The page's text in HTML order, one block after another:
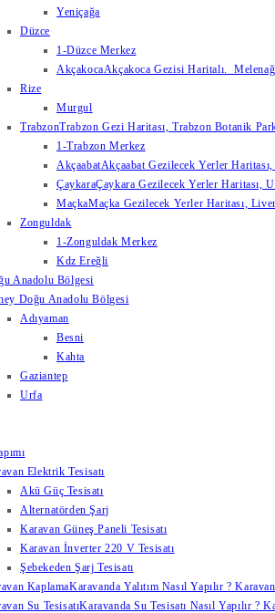
Yeniçağa
Düzce
1-Düzce Merkez
AkçakocaAkçakoca Gezisi Haritalı.
Rize
Murgul
TrabzonTrabzon Gezi Haritası, Trabzon Botanik
1-Trabzon Merkez
AkçaabatAkçaabat Gezilecek Yerler
ÇaykaraÇaykara Gezilecek Yerler Haritası,
MaçkaMaçka Gezilecek Yerler Haritası,
Zonguldak
1-Zonguldak Merkez
Kdz Ereğli
Anadolu Bölgesi
Doğu Anadolu Bölgesi
Adıyaman
Besni
Kahta
Gaziantep
Urfa
Elektrik Tesisatı
Akü Güç Tesisatı
Alternatörden Şarj
Karavan Güneş Paneli Tesisatı
Karavan İnverter 220 V Tesisatı
Şebekeden Şarj Tesisatı
KaplamaKaravanda Yalıtım Nasıl Yapılır ?
Su TesisatıKaravanda Su Tesisatı Nasıl Yapılır ?